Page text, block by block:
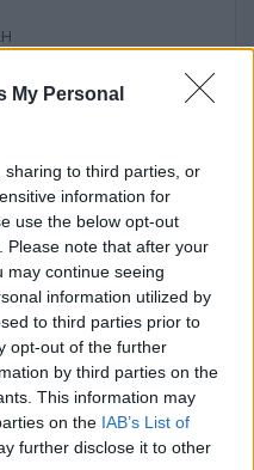
My Personal
to third parties, or
information for
use the below opt-out
Please note that after your
may continue seeing
information utilized by
to third parties prior to
opt-out of the further
by third parties on the
This information may
on the IAB’s List of
further disclose it to other